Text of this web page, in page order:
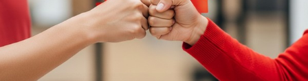
Como indica su resolución, la reducción del límite
máximo del cálculo de la pensión de 25 a 10 salarios
mínimos aplica solo para los trabajadores que están en
algún litigio por el cálculo de su pensión.